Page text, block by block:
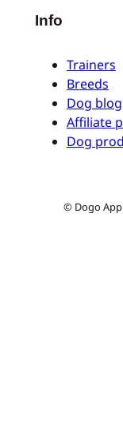
Info
Trainers
Breeds
Dog blog
Affiliate
Dog
© Dogo App